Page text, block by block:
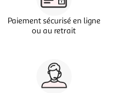
Paiement sécurisé en ligne
ou au retrait